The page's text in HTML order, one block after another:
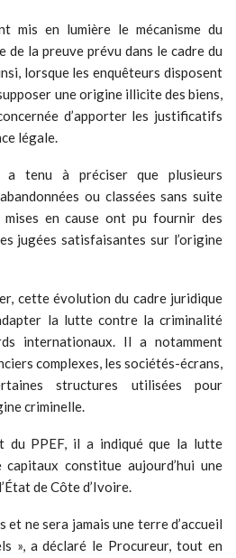
mis en lumière le mécanisme du
de la preuve prévu dans le cadre du
lorsque les enquêteurs disposent
une origine illicite des biens,
d’apporter les justificatifs
légale.
a tenu à préciser que plusieurs
ou classées sans suite
mises en cause ont pu fournir des
jugées satisfaisantes sur l’origine
cette évolution du cadre juridique
la lutte contre la criminalité
internationaux. Il a notamment
complexes, les sociétés-écrans,
structures utilisées pour
criminelle.
du PPEF, il a indiqué que la lutte
constitue aujourd’hui une
de Côte d’Ivoire.
et ne sera jamais une terre d’accueil
», a déclaré le Procureur, tout en